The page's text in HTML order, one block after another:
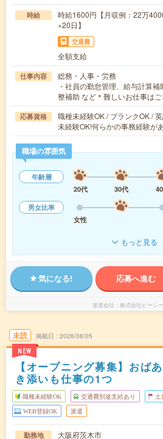
時給
時給1600円【月収例：22万
×20日】
交通費
全額支給
仕事内容
総務・人事・労務
・社員の勤怠管理、給与計算
整補助 など＊難しいお仕事は
応募資格
職種未経験OK / ブランクOK /
未経験OK!何らかの事務経験が
職場の雰囲気
年齢層
20代
30代
男女比率
女性
もっと見る
気になる! 応募へ進む
派遣会社 株式会社ピーシ
未読
NEW
掲載日 2026/08/05
【オープニング募集】おば
き添いも仕事の1つ
職種未経験OK 交通費別途支給あり 土
WEB登録OK 派遣
勤務地
大阪府茨木市